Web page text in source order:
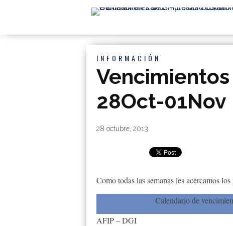
INFORMACIÓN
28Oct-01Nov
By|
28 octubre, 2013
Como todas las semanas les acercamos
Calendario de
AFIP – DGI